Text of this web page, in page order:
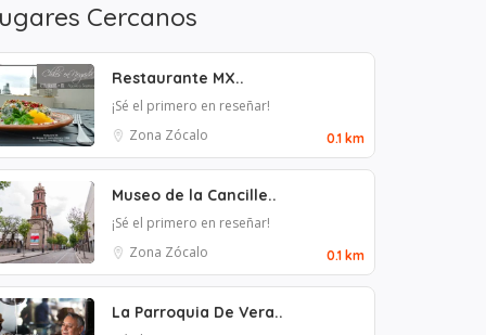
Cercanos
Restaurante MX..
¡Sé el primero en reseñar!
Zona Zócalo
0.1 km
Museo de la Cancille..
¡Sé el primero en reseñar!
Zona Zócalo
0.1 km
La Parroquia De Vera..